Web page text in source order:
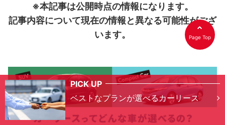
※本記事は公開時点の情報になります。
記事内容について現在の情報と異なる可能性がござ
います。
PICK UP
ベストなプランが選べるカーリース
Page Top